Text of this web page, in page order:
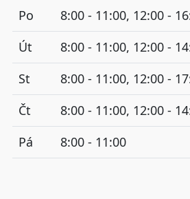
Po
8:00 - 11:00, 12:00 -
Út
8:00 - 11:00, 12:00 -
St
8:00 - 11:00, 12:00 -
Čt
8:00 - 11:00, 12:00 -
Pá
8:00 - 11:00